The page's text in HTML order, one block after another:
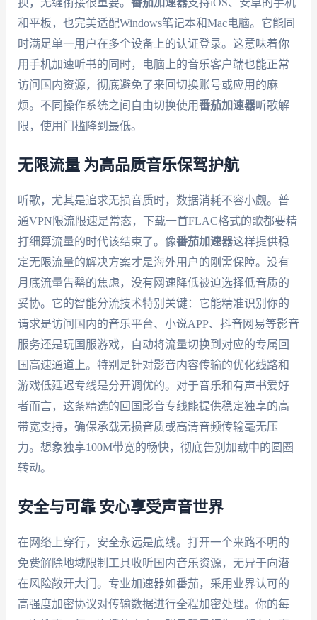
换，无缝衔接很重要。 番茄加速器支持iOS、安卓的手机
和平板，也完美适配Windows笔记本和Mac电脑。它能同
时满足单一用户在多个设备上的认证登录。这意味着你
用手机加速听书的同时，电脑上的音乐客户端也能正常
访问国内资源，彻底避免了来回切换账号或应用的麻
烦。不同操作系统之间自由切换使用番茄加速器听歌解
限，使用门槛降到最低。
无限流量 为高品质音乐保驾护航
听歌，尤其是追求无损音质时，数据消耗不容小觑。普
通VPN限流限速是常态，下载一首FLAC格式的歌都要精
打细算流量的时代该结束了。像番茄加速器这样提供稳
定无限流量的解决方案才是海外用户的刚需保障。没有
月底流量告罄的焦虑，没有网速降低被迫选择低音质的
妥协。它的智能分流技术特别关键：它能精准识别你的
请求是访问国内的音乐平台、小说APP、抖音网易等影音
服务还是玩国服游戏，自动将流量切换到对应的专属回
国高速通道上。特别是针对影音内容传输的优化线路和
游戏低延迟专线是分开调优的。对于音乐和有声书爱好
者而言，这条精选的回国影音专线能提供稳定独享的高
带宽支持，确保承载无损音质或高清音频传输毫无压
力。想象独享100M带宽的畅快，彻底告别加载中的圆圈
转动。
安全与可靠 安心享受声音世界
在网络上穿行，安全永远是底线。打开一个来路不明的
免费解除地域限制工具收听国内音乐资源，无异于向潜
在风险敞开大门。专业加速器如番茄，采用业界认可的
高强度加密协议对传输数据进行全程加密处理。你的每